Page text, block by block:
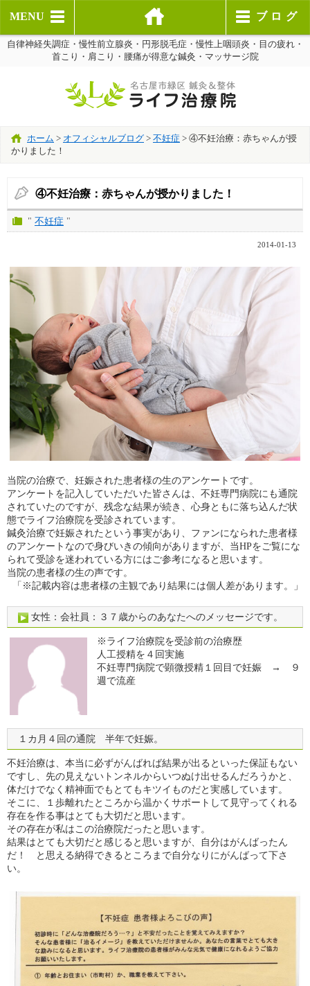
MENU ブログ
自律神経失調症・慢性前立腺炎・円形脱毛症・慢性上咽頭炎・目の疲れ・
首こり・肩こり・腰痛が得意な鍼灸・マッサージ院
ホーム > オフィシャルブログ> 不妊症 > ④不妊治療：赤ちゃんが授
かりました！
④不妊治療：赤ちゃんが授かりました！
" 不妊症 "
2014-01-13
当院の治療で、妊娠された患者様の生のアンケートです。
アンケートを記入していただいた皆さんは、不妊専門病院にも通院
されていたのですが、残念な結果が続き、心身ともに落ち込んだ状
態でライフ治療院を受診されています。
鍼灸治療で妊娠されたという事実があり、ファンになられた患者様
のアンケートなので身びいきの傾向がありますが、当HPをご覧にな
られて受診を迷われている方にはご参考になると思います。
当院の患者様の生の声です。
「※記載内容は患者様の主観であり結果には個人差があります。」
女性：会社員：３７歳からのあなたへのメッセージです。
※ライフ治療院を受診前の治療歴
人工授精を４回実施
不妊専門病院で顕微授精１回目で妊娠 → ９
週で流産
１カ月４回の通院 半年で妊娠。
不妊治療は、本当に必ずがんばれば結果が出るといった保証もない
ですし、先の見えないトンネルからいつぬけ出せるんだろうかと、
体だけでなく精神面でもとてもキツイものだと実感しています。
そこに、１歩離れたところから温かくサポートして見守ってくれる
存在を作る事はとても大切だと思います。
その存在が私はこの治療院だったと思います。
結果はとても大切だと感じると思いますが、自分はがんばったん
だ！ と思える納得できるところまで自分なりにがんばって下さ
い。